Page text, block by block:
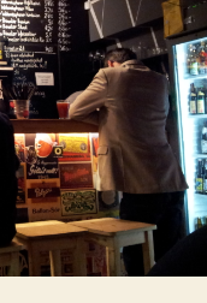
bejegyzéshez